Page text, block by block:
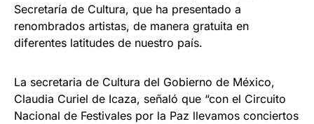
Secretaría de Cultura, que ha presentado a
renombrados artistas, de manera gratuita en
diferentes latitudes de nuestro país.
La secretaria de Cultura del Gobierno de México,
Claudia Curiel de Icaza, señaló que “con el Circuito
Nacional de Festivales por la Paz llevamos conciertos